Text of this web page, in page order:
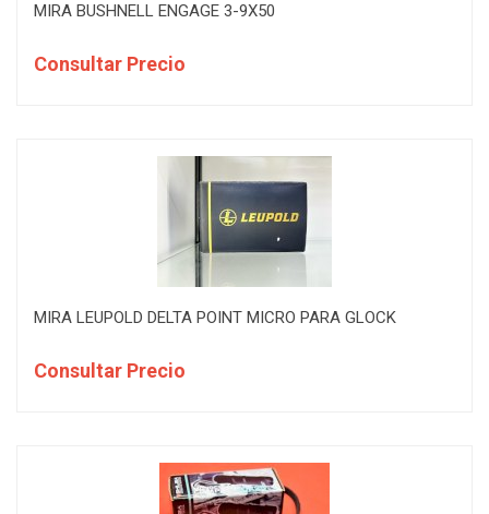
MIRA BUSHNELL ENGAGE 3-9X50
Consultar Precio
MIRA LEUPOLD DELTA POINT MICRO PARA GLOCK
Consultar Precio